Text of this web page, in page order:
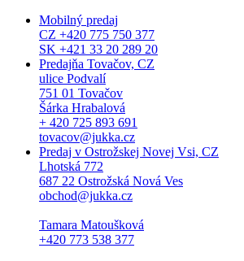
Mobilný predaj
CZ +420 775 750 377
SK +421 33 20 289 20
Predajňa Tovačov, CZ
ulice Podvalí
751 01 Tovačov
Šárka Hrabalová
+ 420 725 893 691
tovacov@jukka.cz
Predaj v Ostrožskej Novej Vsi, CZ
Lhotská 772
687 22 Ostrožská Nová Ves
obchod@jukka.cz
Tamara Matoušková
+420 773 538 377